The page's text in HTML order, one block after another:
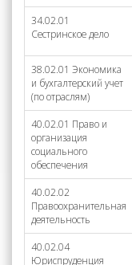
34.02.01
Сестринское дело
38.02.01 Экономика
и бухгалтерский учет
(по отраслям)
40.02.01 Право и
организация
социального
обеспечения
40.02.02
Правоохранительная
деятельность
40.02.04
Юриспруденция